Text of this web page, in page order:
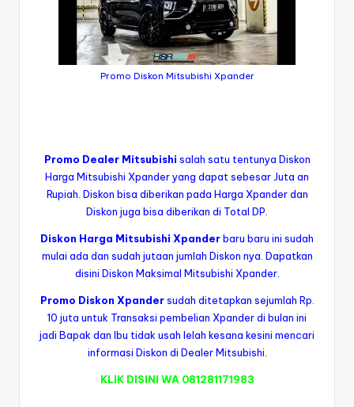
Promo Diskon Mitsubishi Xpander
Promo Dealer Mitsubishi salah satu tentunya Diskon
Harga Mitsubishi Xpander yang dapat sebesar Juta an
Rupiah. Diskon bisa diberikan pada Harga Xpander dan
Diskon juga bisa diberikan di Total DP.
Diskon Harga Mitsubishi Xpanderbaru baru ini sudah
mulai ada dan sudah jutaan jumlah Diskon nya. Dapatkan
disini Diskon Maksimal Mitsubishi Xpander.
Promo Diskon Xpandersudah ditetapkan sejumlah Rp.
10 juta untuk Transaksi pembelian Xpander di bulan ini
jadi Bapak dan Ibu tidak usah lelah kesana kesini mencari
informasi Diskon di Dealer Mitsubishi.
KLIK DISINI WA 081281171983